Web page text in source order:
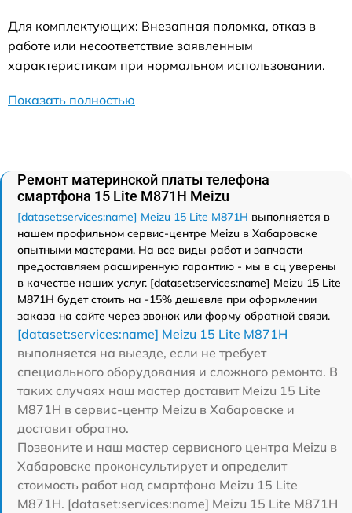
Для комплектующих: Внезапная поломка, отказ в
работе или несоответствие заявленным
характеристикам при нормальном использовании.
Показать полностью
Ремонт материнской платы телефона
смартфона 15 Lite M871H Meizu
[dataset:services:name] Meizu 15 Lite M871H выполняется в
нашем профильном сервис-центре Meizu в Хабаровске
опытными мастерами. На все виды работ и запчасти
предоставляем расширенную гарантию - мы в сц уверены
в качестве наших услуг. [dataset:services:name] Meizu 15 Lite
M871H будет стоить на -15% дешевле при оформлении
заказа на сайте через звонок или форму обратной связи.
[dataset:services:name] Meizu 15 Lite M871H
выполняется на выезде, если не требует
специального оборудования и сложного ремонта. В
таких случаях наш мастер доставит Meizu 15 Lite
M871H в сервис-центр Meizu в Хабаровске и
доставит обратно.
Позвоните и наш мастер сервисного центра Meizu в
Хабаровске проконсультирует и определит
стоимость работ над смартфона Meizu 15 Lite
M871H. [dataset:services:name] Meizu 15 Lite M871H